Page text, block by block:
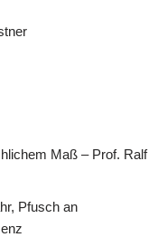
Maß – Prof. Ralf
Pfusch an